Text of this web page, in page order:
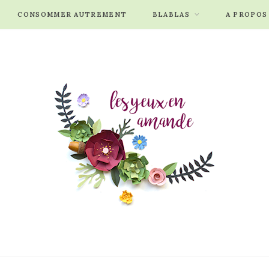
CONSOMMER AUTREMENT BLABLAS A PROPOS